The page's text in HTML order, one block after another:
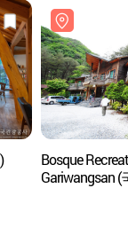
Bosque
Gariwangsan (